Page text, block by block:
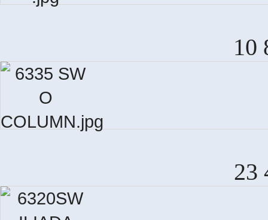
10
23